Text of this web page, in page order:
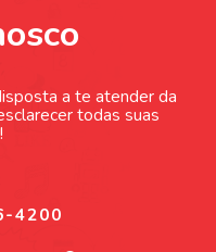
a te atender da
todas suas
4200